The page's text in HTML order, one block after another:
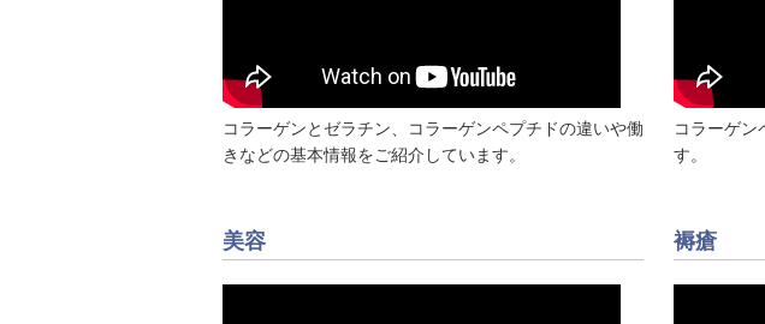
コラーゲンとゼラチン、コラーゲンペプチドの違いや働
きなどの基本情報をご紹介しています。
コラーゲン
す。
美容 褥瘡